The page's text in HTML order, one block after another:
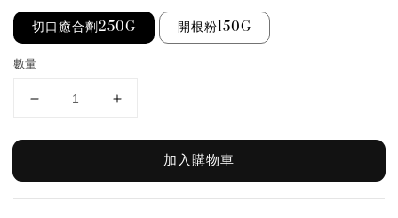
切口癒合劑250G 開根粉150G
數量
加入購物車